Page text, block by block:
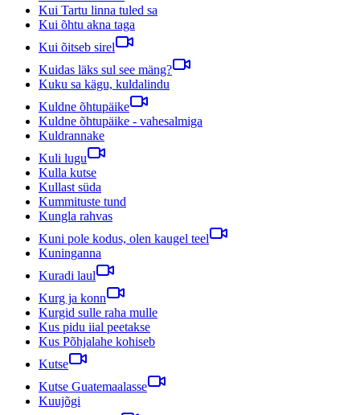
Kui Tartu linna tuled sa
Kui õhtu akna taga
Kui õitseb sirel
Kuidas läks sul see mäng?
Kuku sa kägu, kuldalindu
Kuldne õhtupäike
Kuldne õhtupäike - vahesalmiga
Kuldrannake
Kuli lugu
Kulla kutse
Kullast süda
Kummituste tund
Kungla rahvas
Kuni pole kodus, olen kaugel teel
Kuninganna
Kuradi laul
Kurg ja konn
Kurgid sulle raha mulle
Kus pidu iial peetakse
Kus Põhjalahe kohiseb
Kutse
Kutse Guatemaalasse
Kuujõgi